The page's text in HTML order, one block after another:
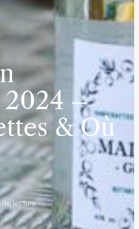
2024 –
& Où
de lecture